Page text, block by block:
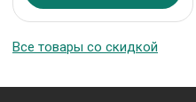
Все товары со скидкой